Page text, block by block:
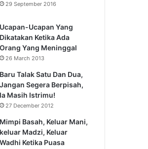
29 September 2016
Ucapan-Ucapan Yang
Dikatakan Ketika Ada
Orang Yang Meninggal
26 March 2013
Baru Talak Satu Dan Dua,
Jangan Segera Berpisah,
Ia Masih Istrimu!
27 December 2012
Mimpi Basah, Keluar Mani,
keluar Madzi, Keluar
Wadhi Ketika Puasa